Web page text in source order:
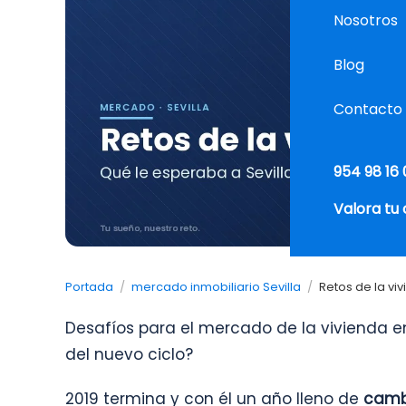
Nosotros
Blog
Contacto
954 98 16
Valora tu
Portada / mercado inmobiliario Sevilla / Retos de la
Desafíos para el mercado de la vivienda
del nuevo ciclo?
2019 termina y con él un año lleno de